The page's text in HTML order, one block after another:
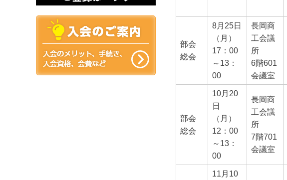
部会
総会
8月25日
（月）
17：00
～13：
00
長岡商
工会議
所
6階601
会議室
部会
総会
10月20
日
（月）
12：00
～13：
00
長岡商
工会議
所
7階701
会議室
11月10